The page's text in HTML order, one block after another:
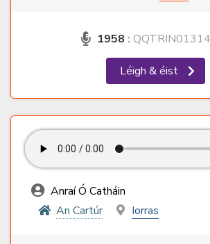
1958 :
Léigh & éist
Anraí Ó Catháin
An Cartúr
Iorras